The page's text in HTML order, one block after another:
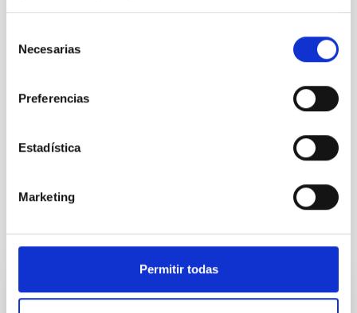
Necesarias
Preferencias
Estadística
Marketing
Permitir todas
Público general
Tecnóloga/o
Medios de comunicación
Otras noticias relacionadas
NOTA DE PRENSA